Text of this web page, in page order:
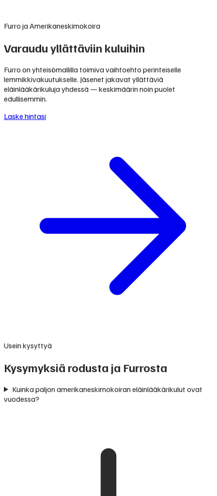
Furro ja Amerikaneskimokoira
Varaudu yllättäviin kuluihin
Furro on yhteisömallilla toimiva vaihtoehto perinteiselle
lemmikkivakuutukselle. Jäsenet jakavat yllättäviä
eläinlääkärikuluja yhdessä — keskimäärin noin puolet
edullisemmin.
Laske hintasi
Usein kysyttyä
Kysymyksiä rodusta ja Furrosta
Kuinka paljon amerikaneskimokoiran eläinlääkärikulut ovat
vuodessa?